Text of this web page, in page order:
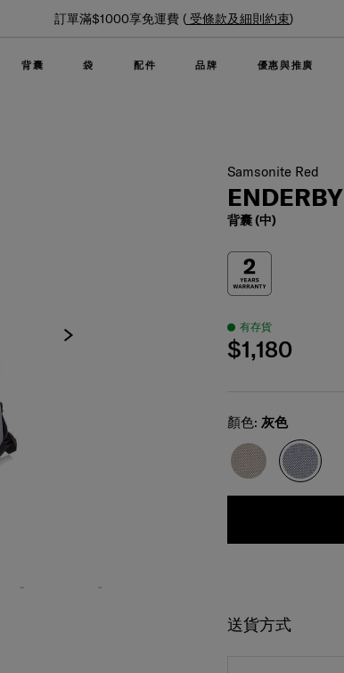
夏日限時優惠: 精選行李箱低至6折
背囊 袋 配件 品牌 優惠與推廣
Samsonite Red
ENDERBY
背囊 (中)
有存貨
$1,180
Select
顏色:灰色
送貨方式